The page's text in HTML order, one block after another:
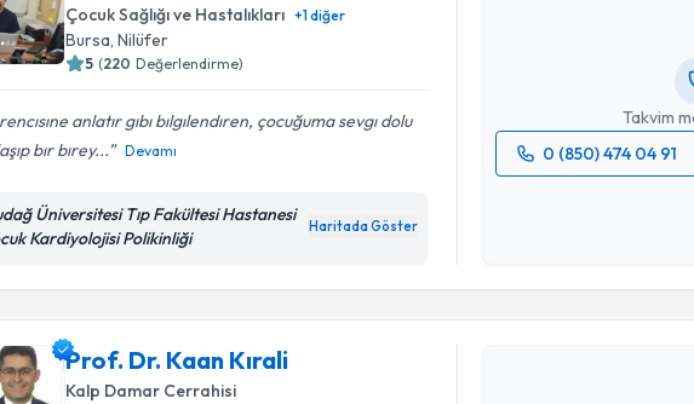
Çocuk Sağlığı ve Hastalıkları +1diğer
Bursa, Nilüfer
5 (220 Değerlendirme)
anlatır gıbı bılgılendıren, çocuğuma sevgı dolu
bır bırey...
Devamı
Üniversitesi Tıp Fakültesi Hastanesi
Kardiyolojisi Polikinliği
Haritada Göster
Takvim
0 (850) 474 04 91
Takvim
Prof. Dr. Kaan Kırali
Kalp Damar Cerrahisi